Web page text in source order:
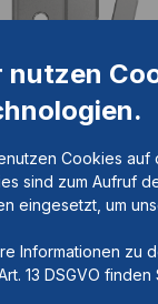
nutzen
Cookies auf
sind zum Aufruf
eingesetzt, um
Informationen zu
13 DSGVO